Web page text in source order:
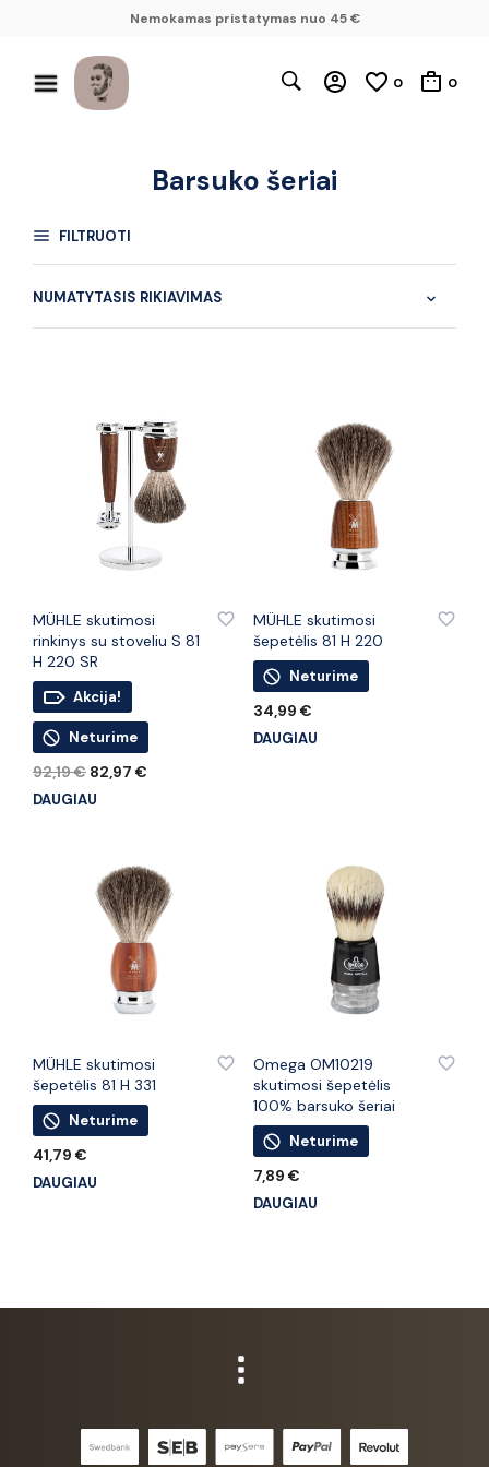
Nemokamas pristatymas nuo 45 €
0 0
Barsuko šeriai
FILTRUOTI
MÜHLE skutimosi
rinkinys su stoveliu S 81
H 220 SR
Akcija!
Neturime
92,19€ Original
price
82,97 €
DAUGIAU
MÜHLE skutimosi
šepetėlis 81 H 220
Neturime
34,99 €
DAUGIAU
MÜHLE skutimosi
šepetėlis 81 H 331
Neturime
41,79 €
DAUGIAU
Omega OM10219
skutimosi šepetėlis
100% barsuko šeriai
Neturime
7,89 €
DAUGIAU